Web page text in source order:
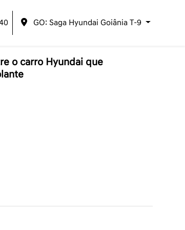
GO: Saga Hyundai Goiânia T-9
o carro Hyundai que